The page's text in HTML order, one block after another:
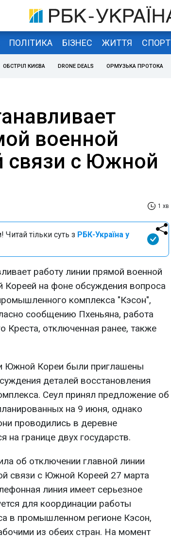
ПОЛІТИКА БІЗНЕС ЖИТТЯ СПОРТ
ОБСТРІЛ КИЄВА DRONE DEALS ОРМУЗЬКА ПРОТОКА
военной
связи с Южной
1 хв
тільки суть з РБК-Україна у
работу линии прямой военной
на фоне обсуждения вопроса
комплекса "Кэсон",
сообщению Пхеньяна, работа
Креста, отключенная ранее, также
Южной Кореи были приглашены
деталей восстановления
Сеул принял предложение об
на 9 июня, однако
проводились в деревне
границе двух государств.
об отключении главной линии
связи с Южной Кореей 27 марта
линия имеет серьезное
для координации работы
в промышленном регионе Кэсон,
из обеих стран. На момент